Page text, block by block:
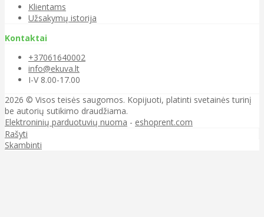
Klientams
Užsakymų istorija
Kontaktai
+37061640002
info@ekuva.lt
I-V 8.00-17.00
2026 © Visos teisės saugomos. Kopijuoti, platinti svetainės turinį
be autorių sutikimo draudžiama.
Elektroninių parduotuvių nuoma - eshoprent.com
Rašyti
Skambinti